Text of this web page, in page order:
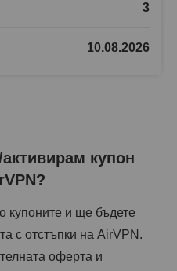
3
10.08.2026
купон
купоните и ще бъдете
с отстъпки на AirVPN.
оферта и